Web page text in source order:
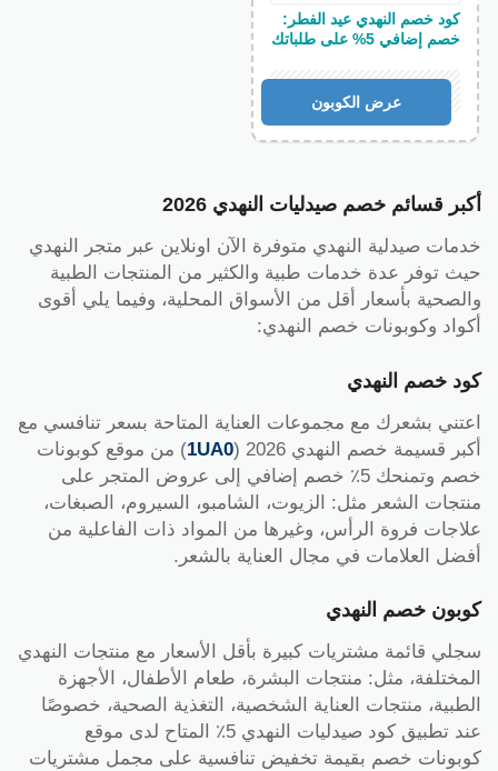
كود خصم النهدي عيد الفطر:
خصم إضافي 5% على طلباتك
عرض الكوبون
أكبر قسائم خصم صيدليات النهدي 2026
خدمات صيدلية النهدي متوفرة الآن اونلاين عبر متجر النهدي
حيث توفر عدة خدمات طبية والكثير من المنتجات الطبية
والصحية بأسعار أقل من الأسواق المحلية، وفيما يلي أقوى
أكواد وكوبونات خصم النهدي:
كود خصم النهدي
اعتني بشعرك مع مجموعات العناية المتاحة بسعر تنافسي مع
أكبر قسيمة خصم النهدي 2026 (
1UA0) من موقع كوبونات
خصم وتمنحك 5٪ خصم إضافي إلى عروض المتجر على
منتجات الشعر مثل: الزيوت، الشامبو، السيروم، الصبغات،
علاجات فروة الرأس، وغيرها من المواد ذات الفاعلية من
أفضل العلامات في مجال العناية بالشعر.
كوبون خصم النهدي
سجلي قائمة مشتريات كبيرة بأقل الأسعار مع منتجات النهدي
المختلفة، مثل: منتجات البشرة، طعام الأطفال، الأجهزة
الطبية، منتجات العناية الشخصية، التغذية الصحية، خصوصًا
عند تطبيق كود صيدليات النهدي 5٪ المتاح لدى موقع
كوبونات خصم بقيمة تخفيض تنافسية على مجمل مشتريات